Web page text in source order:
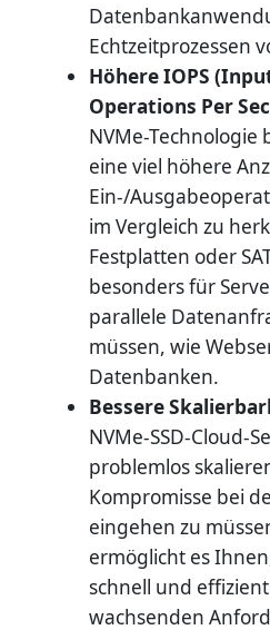
Echtzeitprozessen
Höhere IOPS
Operations Per
NVMe-Technologie
eine viel höhere
Ein-/
im Vergleich zu
Festplatten oder
besonders für
parallele
müssen, wie
Datenbanken.
Bessere
NVMe-SSD-Cloud-
problemlos
Kompromisse bei
eingehen zu
ermöglicht es
schnell und
wachsenden